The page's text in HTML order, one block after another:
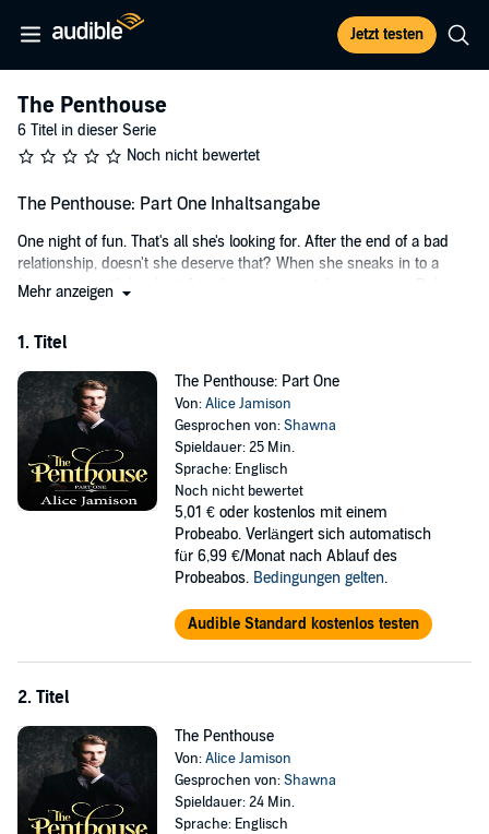
Jetzt testen
The Penthouse
6 Titel in dieser Serie
Noch nicht bewertet
The Penthouse: Part One Inhaltsangabe
One night of fun. That's all she's looking for. After the end of a bad
relationship, doesn't she deserve that? When she sneaks in to a
fancy party with her best friend, environmental campaigner Ruby
A billionaire with an attitude, Nick is sexy, forward, and knows what
in the bathroom of the luxury penthouse they're both partying at.
But little does she know that her one night of wild passion will have
serious consequences. And that, despite her efforts to keep her
identity secret, soon he will know more about her than he ever
intended....
©2018 Alice Jamison (P)2019 Alice Jamison
Mehr anzeigen
1. Titel
The Penthouse: Part One
Von:Alice Jamison
Gesprochen von:Shawna
Spieldauer: 25 Min.
Sprache: Englisch
Noch nicht bewertet
5,01 € oder kostenlos mit einem
Probeabo. Verlängert sich automatisch
für 6,99 €/Monat nach Ablauf des
Probeabos. Bedingungen gelten.
Audible Standard kostenlos testen
2. Titel
The Penthouse
Von:Alice Jamison
Gesprochen von:Shawna
Spieldauer: 24 Min.
Sprache: Englisch